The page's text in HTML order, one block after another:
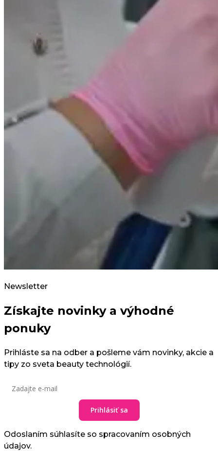
Newsletter
Získajte novinky a výhodné
ponuky
Prihláste sa na odber a pošleme vám novinky, akcie a
tipy zo sveta beauty technológií.
Prihlásiť sa
Odoslaním súhlasíte so spracovaním osobných
údajov.